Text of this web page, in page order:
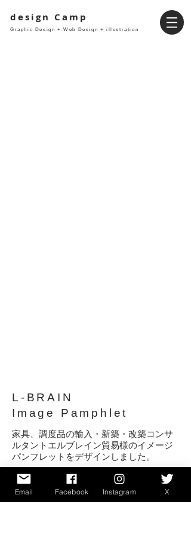
design Camp
Graphic Design + Web Design + illustration
L-BRAIN
Image Pamphlet
家具、調度品の輸入・新築・改築コンサ
ルタントエルブレイン貿易様のイメージ
パンフレットをデザインしました。
家具の貿易ということで、
「世界を旅しながら家具を探し見つけ
る」というコンセプトを提案させていた
Email Facebook Instagram X